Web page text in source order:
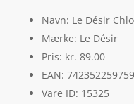
Navn: Le Désir
Mærke: Le Désir
Pris: kr. 89.00
EAN:
Vare ID: 15325